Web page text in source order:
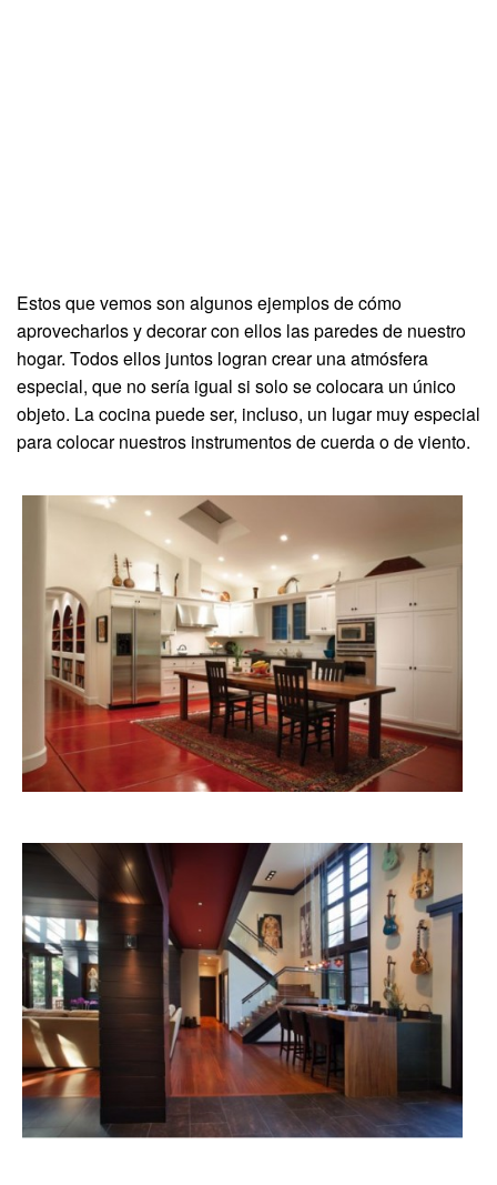
Estos que vemos son algunos ejemplos de cómo
aprovecharlos y decorar con ellos las paredes de nuestro
hogar. Todos ellos juntos logran crear una atmósfera
especial, que no sería igual si solo se colocara un único
objeto. La cocina puede ser, incluso, un lugar muy especial
para colocar nuestros instrumentos de cuerda o de viento.